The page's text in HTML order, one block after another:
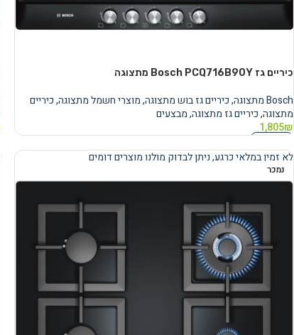
כיריים גז Bosch PCQ716B90Y מתצוגה
Bosch מתצוגה ,כיריים גז בוש מתצוגה,מוצרי חשמל מתצוגה,כיריים
מתצוגה,כיריים גז מתצוגה,מבצעים
1,805₪
מידע נוסף
נמכר
לא זמין במלאי כרגע, ניתן לבדוק מולנו מוצרים דומים